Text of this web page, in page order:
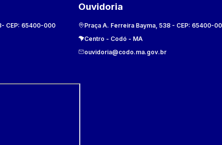
- CEP: 65400-000
Ouvidoria
Praça A. Ferreira Bayma, 538- CEP: 65400-
Centro - Codó - MA
ouvidoria@codo.ma.gov.br